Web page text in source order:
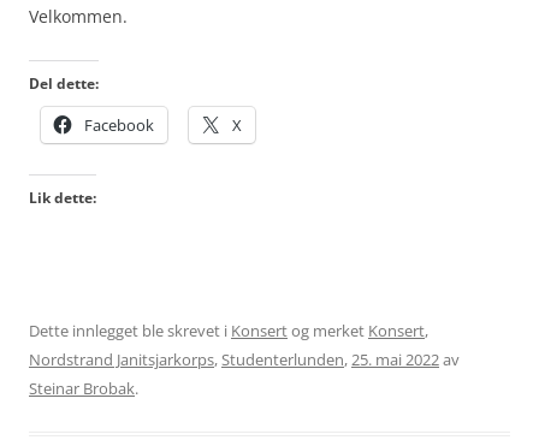
Velkommen.
Del dette:
Facebook X
Lik dette:
Dette innlegget ble skrevet i Konsertog merket Konsert,
Nordstrand Janitsjarkorps,Studenterlunden,25. mai 2022av
Steinar Brobak.